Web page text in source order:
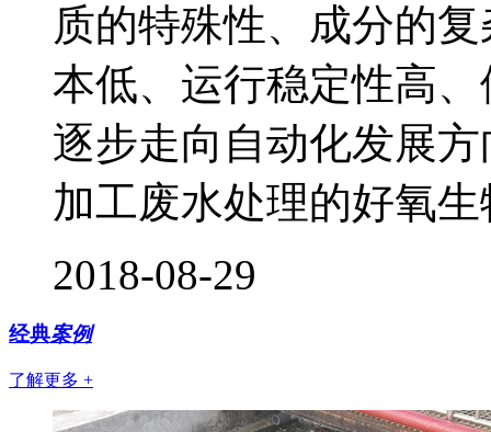
质的特殊性、成分的
本低、运行稳定性高
逐步走向自动化发展
加工废水处理的好氧
2018-08-29
经典案例
了解更多 +